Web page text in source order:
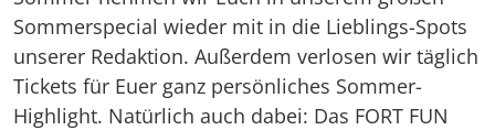
Sommerspecial wieder mit in die Lieblings-Spots
unserer Redaktion. Außerdem verlosen wir täglich
Tickets für Euer ganz persönliches Sommer-
Highlight. Natürlich auch dabei: Das FORT FUN